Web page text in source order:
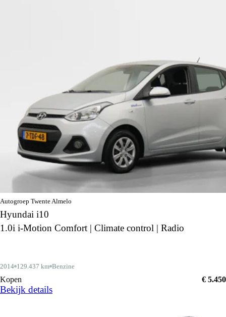
Autogroep Twente Almelo
Hyundai i10
1.0i i-Motion Comfort | Climate control | Radio
2014 129.437 km Benzine
Kopen € 5.450
Bekijk details